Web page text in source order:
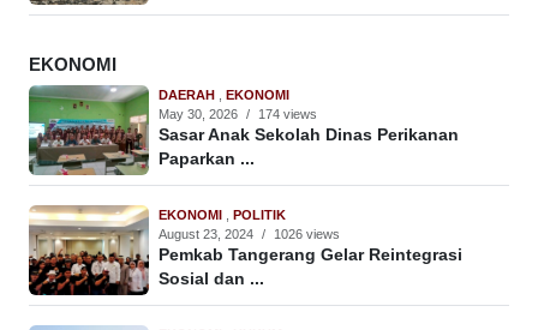
EKONOMI
DAERAH , EKONOMI
May 30, 2026 / 174 views
Sasar Anak Sekolah Dinas Perikanan
Paparkan ...
EKONOMI , POLITIK
August 23, 2024 / 1026 views
Pemkab Tangerang Gelar Reintegrasi
Sosial dan ...